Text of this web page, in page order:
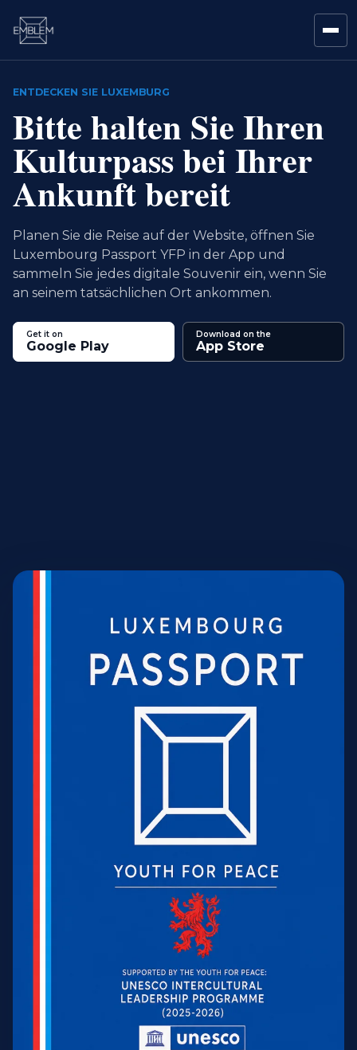
ENTDECKEN SIE LUXEMBURG
Bitte halten Sie Ihren
Kulturpass bei Ihrer
Ankunft bereit
Planen Sie die Reise auf der Website, öffnen Sie
Luxembourg Passport YFP in der App und
sammeln Sie jedes digitale Souvenir ein, wenn Sie
an seinem tatsächlichen Ort ankommen.
Get it on
Google Play
Download on the
App Store